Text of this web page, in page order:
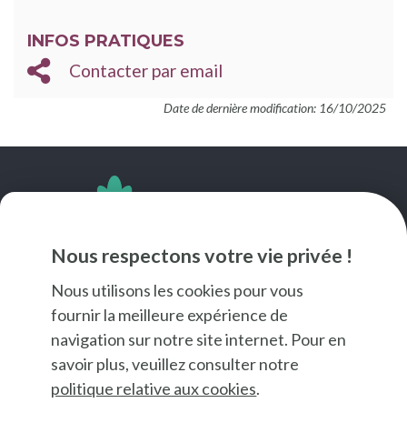
Nous respectons votre vie privée !
Nous utilisons les cookies pour vous
fournir la meilleure expérience de
navigation sur notre site internet. Pour en
savoir plus, veuillez consulter notre
politique relative aux cookies.
INFOS PRATIQUES
Contacter par email
Date de dernière modification: 16/10/2025